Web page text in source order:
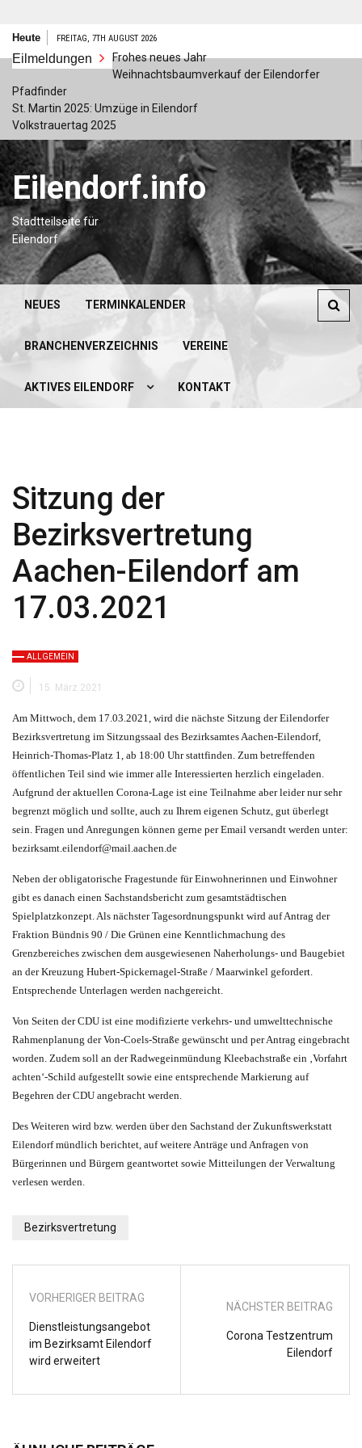
Zum
springen
Heute FREITAG, 7TH AUGUST 2026
Eilmeldungen
Frohes neues Jahr
Weihnachtsbaumverkauf der Eilendorfer
Pfadfinder
St. Martin 2025: Umzüge in Eilendorf
Volkstrauertag 2025
Eilendorf.info
Stadtteilseite für
Eilendorf
NEUES TERMINKALENDER
BRANCHENVERZEICHNIS VEREINE
AKTIVES EILENDORF KONTAKT
Sitzung der
Bezirksvertretung
Aachen-Eilendorf am
17.03.2021
ALLGEMEIN
15. März 2021
Am Mittwoch, dem 17.03.2021, wird die nächste Sitzung der Eilendorfer
Bezirksvertretung im Sitzungssaal des Bezirksamtes Aachen-Eilendorf,
Heinrich-Thomas-Platz 1, ab 18:00 Uhr stattfinden. Zum betreffenden
öffentlichen Teil sind wie immer alle Interessierten herzlich eingeladen.
Aufgrund der aktuellen Corona-Lage ist eine Teilnahme aber leider nur sehr
begrenzt möglich und sollte, auch zu Ihrem eigenen Schutz, gut überlegt
sein. Fragen und Anregungen können gerne per Email versandt werden unter:
bezirksamt.eilendorf@mail.aachen.de
Neben der obligatorische Fragestunde für Einwohnerinnen und Einwohner
gibt es danach einen Sachstandsbericht zum gesamtstädtischen
Spielplatzkonzept.Als nächster Tagesordnungspunkt wird auf Antrag der
Fraktion Bündnis 90 / Die Grünen eine Kenntlichmachung des
Grenzbereiches zwischen dem ausgewiesenen Naherholungs- und Baugebiet
an der Kreuzung Hubert-Spickernagel-Straße / Maarwinkel gefordert.
Entsprechende Unterlagen werden nachgereicht.
Von Seiten der CDU ist eine modifizierte verkehrs- und umwelttechnische
Rahmenplanung der Von-Coels-Straße gewünscht und per Antrag eingebracht
worden. Zudem soll an der Radwegeinmündung Kleebachstraße ein ‚Vorfahrt
achten‘-Schild aufgestellt sowie eine entsprechende Markierung auf
Begehren der CDU angebracht werden.
Des Weiteren wird bzw. werden über den Sachstand der Zukunftswerkstatt
Eilendorf mündlich berichtet, auf weitere Anträge und Anfragen von
Bürgerinnen und Bürgern geantwortet sowie Mitteilungen der Verwaltung
verlesen werden.
Bezirksvertretung
VORHERIGER BEITRAG
Dienstleistungsangebot
im Bezirksamt Eilendorf
wird erweitert
NÄCHSTER BEITRAG
Corona Testzentrum
Eilendorf